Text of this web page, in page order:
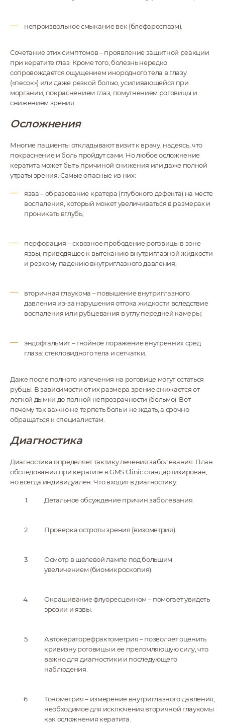
непроизвольное смыкание век (блефароспазм).
Сочетание этих симптомов – проявление защитной реакции
при кератите глаз. Кроме того, болезнь нередко
сопровождается ощущением инородного тела в глазу
(«песок») или даже резкой болью, усиливающейся при
моргании, покраснением глаз, помутнением роговицы и
снижением зрения.
Осложнения
Многие пациенты откладывают визит к врачу, надеясь, что
покраснение и боль пройдут сами. Но любое осложнение
кератита может быть причиной снижения или даже полной
утраты зрения. Самые опасные из них:
язва – образование кратера (глубокого дефекта) на месте
воспаления, который может увеличиваться в размерах и
проникать вглубь;
перфорация – сквозное прободение роговицы в зоне
язвы, приводящее к вытеканию внутриглазной жидкости
и резкому падению внутриглазного давления;
вторичная глаукома – повышение внутриглазного
давления из-за нарушения оттока жидкости вследствие
воспаления или рубцевания в углу передней камеры;
эндофтальмит – гнойное поражение внутренних сред
глаза: стекловидного тела и сетчатки.
Даже после полного излечения на роговице могут остаться
рубцы. В зависимости от их размера зрение снижается от
легкой дымки до полной непрозрачности (бельмо). Вот
почему так важно не терпеть боль и не ждать, а срочно
обращаться к специалистам.
Диагностика
Диагностика определяет тактику лечения заболевания. План
обследования при кератите в GMS Clinic стандартизирован,
но всегда индивидуален. Что входит в диагностику:
Детальное обсуждение причин заболевания.
Проверка остроты зрения (визометрия).
Осмотр в щелевой лампе под большим
увеличением (биомикроскопия).
Окрашивание флуоресцеином – помогает увидеть
эрозии и язвы.
Автокераторефрактометрия – позволяет оценить
кривизну роговицы и ее преломляющую силу, что
важно для диагностики и последующего
наблюдения.
Тонометрия – измерение внутриглазного давления,
необходимое для исключения вторичной глаукомы
как осложнения кератита.